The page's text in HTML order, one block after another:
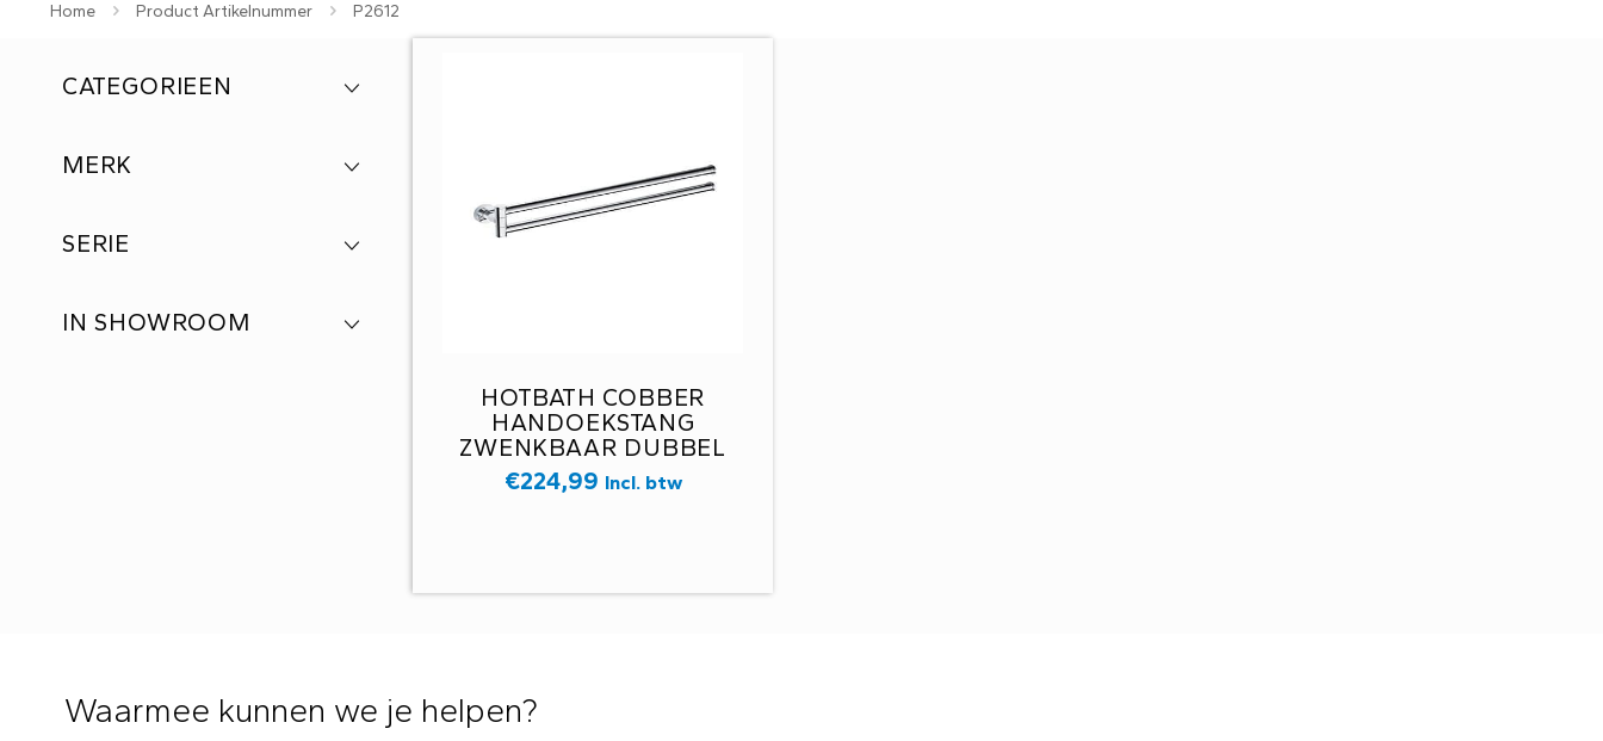
Home Product Artikelnummer P2612
HOTBATH COBBER
HANDOEKSTANG
ZWENKBAAR DUBBEL
BAA15GN
€224,99 Incl. btw
CATEGORIEEN
MERK
SERIE
IN SHOWROOM
Waarmee kunnen we je helpen?